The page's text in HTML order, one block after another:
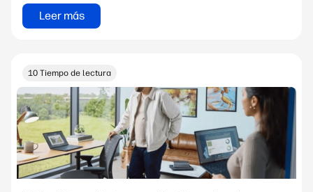
Leer más
10 Tiempo de lectura